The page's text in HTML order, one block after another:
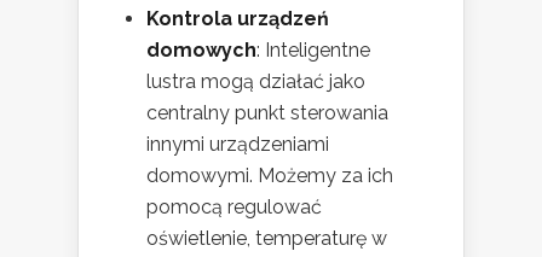
Kontrola urządzeń
domowych: Inteligentne
lustra mogą działać jako
centralny punkt sterowania
innymi urządzeniami
domowymi. Możemy za ich
pomocą regulować
oświetlenie, temperaturę w